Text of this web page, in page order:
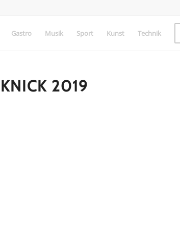
Gastro Musik Sport Kunst Technik
2019